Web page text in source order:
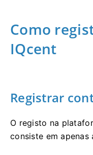
Como
IQcent
Registrar
O registo na
consiste em apenas